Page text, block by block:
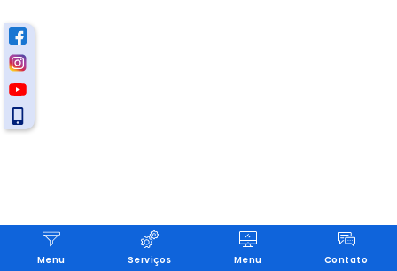
Menu Serviços Menu Contato